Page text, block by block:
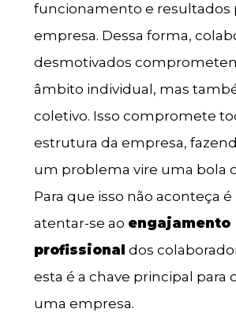
funcionamento e resultados
empresa. Dessa forma,
desmotivados
âmbito individual, mas
coletivo. Isso compromete
estrutura da empresa,
um problema vire uma bola
Para que isso não aconteça
atentar-se ao engajamento
profissional dos
esta é a chave principal para
uma empresa.